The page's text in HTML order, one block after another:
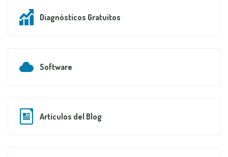
Diagnósticos Gratuitos
Software
Artículos del Blog